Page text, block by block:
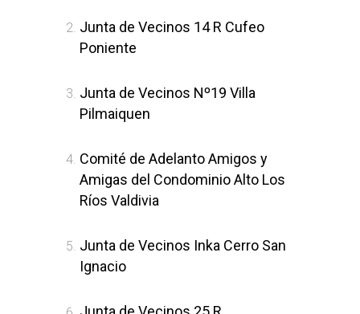
Junta de Vecinos 14 R Cufeo
Poniente
Junta de Vecinos Nº19 Villa
Pilmaiquen
Comité de Adelanto Amigos y
Amigas del Condominio Alto Los
Ríos Valdivia
Junta de Vecinos Inka Cerro San
Ignacio